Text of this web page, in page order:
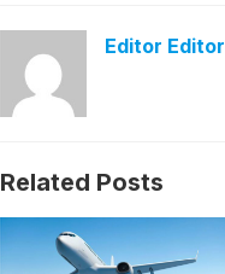
Editor Editor
Related Posts